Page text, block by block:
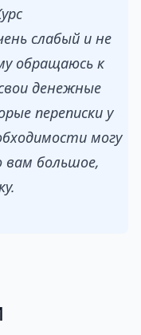
слабый и не
обращаюсь к
денежные
переписки у
могу
вам большое,